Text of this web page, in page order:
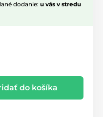
dodanie: u vás v stredu
do košíka